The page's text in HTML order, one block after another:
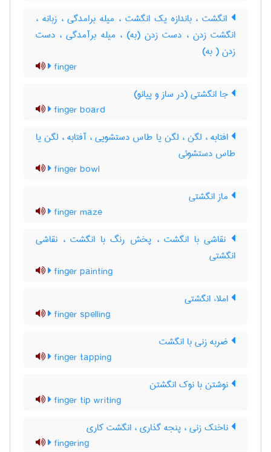
انگشت ، باندازه یک انگشت ، میله برامدگی ، زبانه ،
انگشت زدن ، دست زدن (به) ، میله برآمدگی ، دست
زدن ( به)
finger
جا انگشتی (در ساز و پیانو)
finger board
افتابه ، لگن ، لگن یا طاس دستشویی ، آفتابه ، لگن یا
طاس دستشوئی
finger bowl
ماز انگشتی
finger maze
نقاشی با انگشت ، پخش رنگ با انگشت ، نقاشی
انگشتی
finger painting
املاء انگشتی
finger spelling
ضربه زنی با انگشت
finger tapping
نوشتن با نوك انگشتن
finger tip writing
ناخنک زنی ، پنجه گذاری ، انگشت کاری
fingering